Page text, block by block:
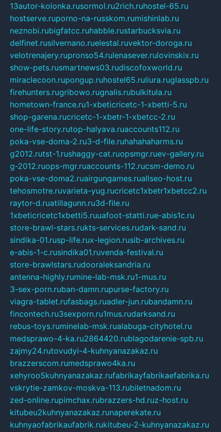
13autor-kolonka.rusormol.ru2rich.ruhostel-65.ru
hostserve.ruporno-na-russkom.rumishinlab.ru
neznobi.rubigfatcc.ruhabble.rustarbucksvia.ru
delfinet.rusilvernano.ruelestal.ruvektor-doroga.ru
velotrenajery.rupronso54.rulenasever.rulovinskix.ru
show-pets.rusmartnews03.rudiscofoxworld.ru
miraclecoon.rupongup.ruhostel65.ruliura.ruglasspb.ru
firehunters.rugribowo.rugnalis.rubulkitula.ru
hometown-france.ru1-xbeticricetc-1-xbetti-5.ru
shop-garena.rucricetc-1-xbetr-1-xbetcc-2.ru
one-life-story.rutop-halyava.ruaccounts112.ru
poka-vse-doma-2.ru3-d-file.ruhahahaharms.ru
g2012.rutst-1.rushaggy-cat.ruopsmgr.ruev-gallery.ru
g-2012.ruops-mgr.ruaccounts-112.rucsm-demo.ru
poka-vse-doma2.ruairgungames.ruallseo-host.ru
tehosmotre.ruvarieta-yug.rucricetc1xbetr1xbetcc2.ru
raytor-d.ruatillagunn.ru3d-file.ru
1xbeticricetc1xbetti5.ruuafoot-statti.rue-abis1c.ru
store-brawl-stars.rukts-services.rudark-sand.ru
sindika-01.rusp-life.rux-legion.rusib-archives.ru
e-abis-1-c.rusindika01.ruvenda-festival.ru
store-brawlstars.rudooraleksandria.ru
antenna-highly.rumine-lab-msk.ru1-mus.ru
3-sex-porn.ruban-damn.rupurse-factory.ru
viagra-tablet.rufasbags.ruadler-jun.rubandamn.ru
fincontech.ru3sexporn.ru1mus.rudarksand.ru
rebus-toys.ruminelab-msk.rualabuga-cityhotel.ru
medsprawo-4-ka.ru2864420.rublagodarenie-spb.ru
zajmy24.rutovudyi-4-kuhnyanazakaz.ru
brazzerscom.rumedsprawo4ka.ru
xehyroo5kuhnyanazakaz.rufabrikayfabrikaefabrika.ru
vskrytie-zamkov-moskva-113.rubiletnadom.ru
zed-online.rupimchax.rubrazzers-hd.ruz-host.ru
kitubeu2kuhnyanazakaz.runaperekate.ru
kuhnyaofabrikaufabrik.rukitubeu-2-kuhnyanazakaz.ru